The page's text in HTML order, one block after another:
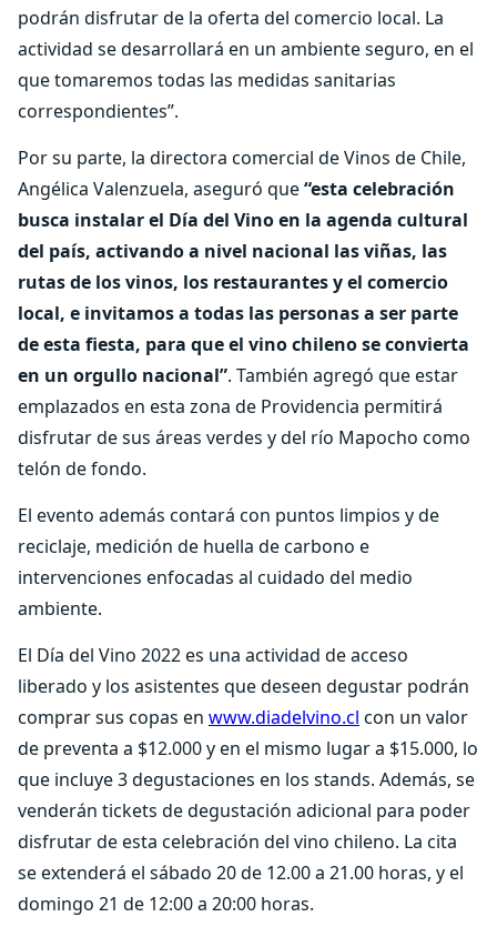
podrán disfrutar de la oferta del comercio local. La
actividad se desarrollará en un ambiente seguro, en el
que tomaremos todas las medidas sanitarias
correspondientes”.
Por su parte, la directora comercial de Vinos de Chile,
Angélica Valenzuela, aseguró que“esta celebración
busca instalar el Día del Vino en la agenda cultural
del país, activando a nivel nacional las viñas, las
rutas de los vinos, los restaurantes y el comercio
local, e invitamos a todas las personas a ser parte
de esta fiesta, para que el vino chileno se convierta
en un orgullo nacional”. También agregó que estar
emplazados en esta zona de Providencia permitirá
disfrutar de sus áreas verdes y del río Mapocho como
telón de fondo.
El evento además contará con puntos limpios y de
reciclaje, medición de huella de carbono e
intervenciones enfocadas al cuidado del medio
ambiente.
El Día del Vino 2022 es una actividad de acceso
liberado y los asistentes que deseen degustar podrán
comprar sus copas en www.diadelvino.cl con un valor
de preventa a $12.000 y en el mismo lugar a $15.000, lo
que incluye 3 degustaciones en los stands. Además, se
venderán tickets de degustación adicional para poder
disfrutar de esta celebración del vino chileno. La cita
se extenderá el sábado 20 de 12.00 a 21.00 horas, y el
domingo 21 de 12:00 a 20:00 horas.